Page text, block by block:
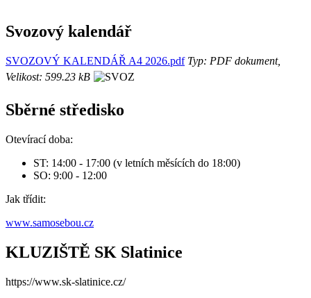
Svozový kalendář
SVOZOVÝ KALENDÁŘ A4 2026.pdfTyp: PDF dokument,
Velikost: 599.23 kB
Sběrné středisko
Otevírací doba:
ST: 14:00 - 17:00 (v letních měsících do 18:00)
SO: 9:00 - 12:00
Jak třídit:
www.samosebou.cz
KLUZIŠTĚ SK Slatinice
https://www.sk-slatinice.cz/